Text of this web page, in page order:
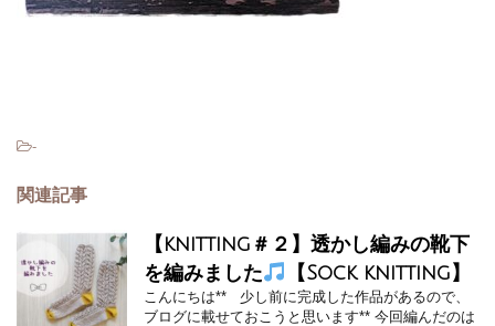
-
関連記事
【knitting＃２】透かし編みの靴下
を編みました
【Sock knitting】
こんにちは** 少し前に完成した作品があるので、
ブログに載せておこうと思います** 今回編んだのは